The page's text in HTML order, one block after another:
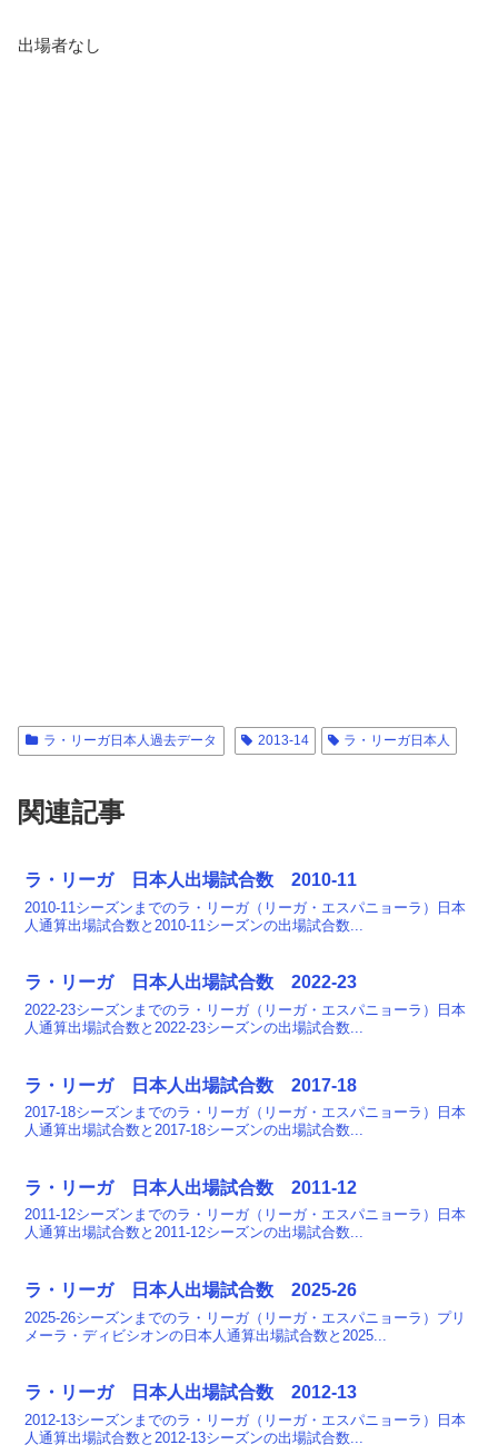
出場者なし
ラ・リーガ日本人過去データ 2013-14 ラ・リーガ日本人
関連記事
ラ・リーガ 日本人出場試合数 2010-11
2010-11シーズンまでのラ・リーガ（リーガ・エスパニョーラ）日本
人通算出場試合数と2010-11シーズンの出場試合数...
ラ・リーガ 日本人出場試合数 2022-23
2022-23シーズンまでのラ・リーガ（リーガ・エスパニョーラ）日本
人通算出場試合数と2022-23シーズンの出場試合数...
ラ・リーガ 日本人出場試合数 2017-18
2017-18シーズンまでのラ・リーガ（リーガ・エスパニョーラ）日本
人通算出場試合数と2017-18シーズンの出場試合数...
ラ・リーガ 日本人出場試合数 2011-12
2011-12シーズンまでのラ・リーガ（リーガ・エスパニョーラ）日本
人通算出場試合数と2011-12シーズンの出場試合数...
ラ・リーガ 日本人出場試合数 2025-26
2025-26シーズンまでのラ・リーガ（リーガ・エスパニョーラ）プリ
メーラ・ディビシオンの日本人通算出場試合数と2025...
ラ・リーガ 日本人出場試合数 2012-13
2012-13シーズンまでのラ・リーガ（リーガ・エスパニョーラ）日本
人通算出場試合数と2012-13シーズンの出場試合数...